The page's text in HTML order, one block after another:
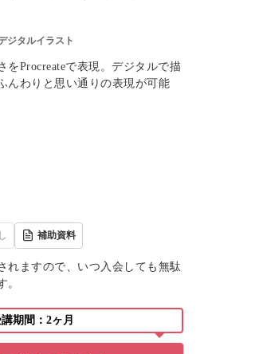
ジタルイラスト
をProcreateで表現。デジタルで描
んわりと思い通りの表現が可能
補助資料
れますので、いつ入会しても無駄
。
期間：2ヶ月